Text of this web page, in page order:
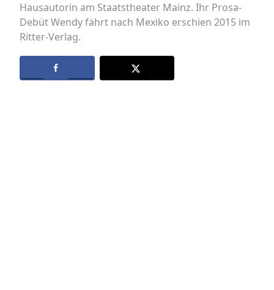
Hausautorin am Staatstheater Mainz. Ihr Prosa-
Debüt Wendy fährt nach Mexiko erschien 2015 im
Ritter-Verlag.